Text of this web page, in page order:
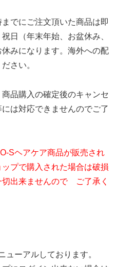
でにご注文頂いた商品は即
日（年末年始、お盆休み、
みになります。海外への配
さい。
品購入の確定後のキャンセ
は対応できませんのでご了
Sヘアケア商品が販売され
プで購入された場合は破損
出来ませんので ご了承く
ューアルしております。